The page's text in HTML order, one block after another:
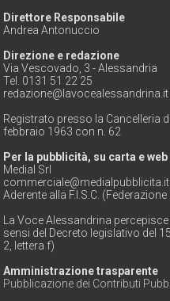
Direttore Responsabile
Andrea Antonuccio
Direzione e redazione
Via Vescovado, 3 - Alessandria
Tel. 0131 51 22 25
redazione@lavocealessandrina.it
Registrato presso la Cancelleria
febbraio 1963 con n. 62
Per la pubblicità, su carta e web
Medial Srl
commerciale@medialpubblicita.it
Aderente alla F.I.S.C.
La Voce Alessandrina
sensi del Decreto legislativo del
2, lettera f)
Amministrazione trasparente
Pubblicazione dei Contributi